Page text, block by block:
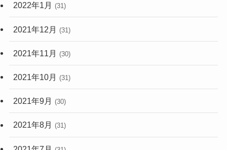
2022年1月 (31)
2021年12月 (31)
2021年11月 (30)
2021年10月 (31)
2021年9月 (30)
2021年8月 (31)